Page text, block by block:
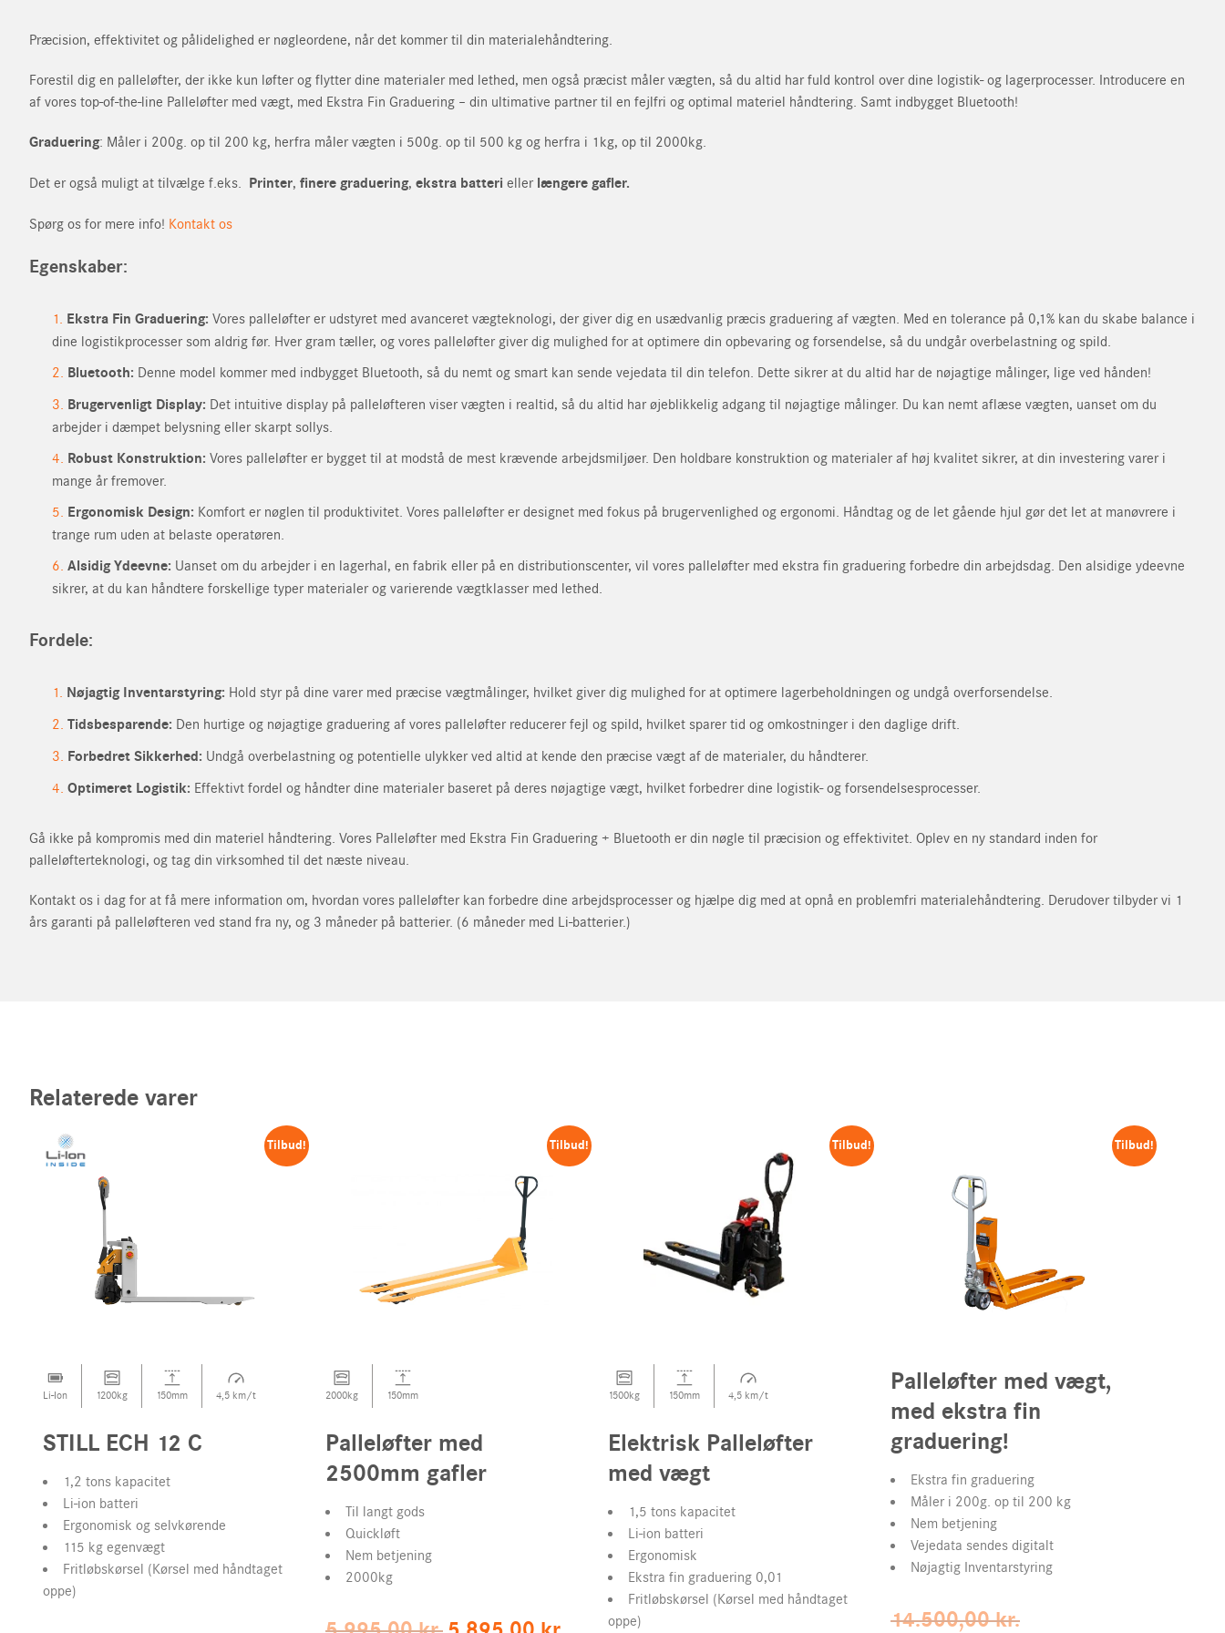
Anmod om tilbud
Firma
Adresselinje 2
Skriv e-mail Bekræft e-mail
STILL kundenummer
Spørgsmål om produkt
Telefon
E-mail(Påkrævet)
Din forespørgsel (Påkrævet)
Præcision, effektivitet og pålidelighed er nøgleordene, når det kommer til din materialehåndtering.
Forestil dig en palleløfter, der ikke kun løfter og flytter dine materialer med lethed, men også præcist måler vægten, så du altid har fuld kontrol over dine logistik- og lagerprocesser. Introducere en
af vores top-of-the-line Palleløfter med vægt, med Ekstra Fin Graduering – din ultimative partner til en fejlfri og optimal materiel håndtering. Samt indbygget Bluetooth!
Graduering: Måler i 200g. op til 200 kg, herfra måler vægten i 500g. op til 500 kg og herfra i 1kg, op til 2000kg.
Det er også muligt at tilvælge f.eks. Printer, finere graduering, ekstra batteri eller længere gafler.
Spørg os for mere info! Kontakt os
Egenskaber:
Ekstra Fin Graduering: Vores palleløfter er udstyret med avanceret vægteknologi, der giver dig en usædvanlig præcis graduering af vægten. Med en tolerance på 0,1% kan du skabe balance i
dine logistikprocesser som aldrig før. Hver gram tæller, og vores palleløfter giver dig mulighed for at optimere din opbevaring og forsendelse, så du undgår overbelastning og spild.
Bluetooth: Denne model kommer med indbygget Bluetooth, så du nemt og smart kan sende vejedata til din telefon. Dette sikrer at du altid har de nøjagtige målinger, lige ved hånden!
Brugervenligt Display: Det intuitive display på palleløfteren viser vægten i realtid, så du altid har øjeblikkelig adgang til nøjagtige målinger. Du kan nemt aflæse vægten, uanset om du
arbejder i dæmpet belysning eller skarpt sollys.
Robust Konstruktion: Vores palleløfter er bygget til at modstå de mest krævende arbejdsmiljøer. Den holdbare konstruktion og materialer af høj kvalitet sikrer, at din investering varer i
mange år fremover.
Ergonomisk Design: Komfort er nøglen til produktivitet. Vores palleløfter er designet med fokus på brugervenlighed og ergonomi. Håndtag og de let gående hjul gør det let at manøvrere i
trange rum uden at belaste operatøren.
Alsidig Ydeevne: Uanset om du arbejder i en lagerhal, en fabrik eller på en distributionscenter, vil vores palleløfter med ekstra fin graduering forbedre din arbejdsdag. Den alsidige ydeevne
sikrer, at du kan håndtere forskellige typer materialer og varierende vægtklasser med lethed.
Fordele:
Nøjagtig Inventarstyring: Hold styr på dine varer med præcise vægtmålinger, hvilket giver dig mulighed for at optimere lagerbeholdningen og undgå overforsendelse.
Tidsbesparende: Den hurtige og nøjagtige graduering af vores palleløfter reducerer fejl og spild, hvilket sparer tid og omkostninger i den daglige drift.
Forbedret Sikkerhed: Undgå overbelastning og potentielle ulykker ved altid at kende den præcise vægt af de materialer, du håndterer.
Optimeret Logistik: Effektivt fordel og håndter dine materialer baseret på deres nøjagtige vægt, hvilket forbedrer dine logistik- og forsendelsesprocesser.
Gå ikke på kompromis med din materiel håndtering. Vores Palleløfter med Ekstra Fin Graduering + Bluetooth er din nøgle til præcision og effektivitet. Oplev en ny standard inden for
palleløfterteknologi, og tag din virksomhed til det næste niveau.
Kontakt os i dag for at få mere information om, hvordan vores palleløfter kan forbedre dine arbejdsprocesser og hjælpe dig med at opnå en problemfri materialehåndtering. Derudover tilbyder vi 1
års garanti på palleløfteren ved stand fra ny, og 3 måneder på batterier. (6 måneder med Li-batterier.)
Relaterede varer
Tilbud!
Li-Ion 1200kg 150mm 4,5 km/t
STILL ECH 12 C
1,2 tons kapacitet
Li-ion batteri
Ergonomisk og selvkørende
115 kg egenvægt
Fritløbskørsel (Kørsel med håndtaget
oppe)
Tilbud!
2000kg 150mm
Palleløfter med
2500mm gafler
Til langt gods
Quickløft
Nem betjening
2000kg
Original
Current
Tilbud!
1500kg 150mm 4,5 km/t
Elektrisk Palleløfter
med vægt
1,5 tons kapacitet
Li-ion batteri
Ergonomisk
Ekstra fin graduering 0,01
Fritløbskørsel (Kørsel med håndtaget
oppe)
Tilbud!
Palleløfter med vægt,
med ekstra fin
graduering!
Ekstra fin graduering
Måler i 200g. op til 200 kg
Nem betjening
Vejedata sendes digitalt
Nøjagtig Inventarstyring
14.500,00kr.Original